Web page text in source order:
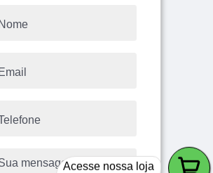
Acesse nossa loja